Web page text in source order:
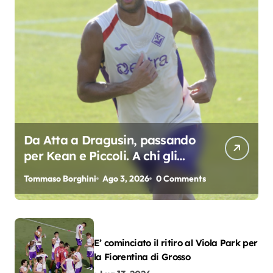
Da Atta a Dragusin, passando
per Kean e Piccoli. A chi gli
oscar del precampionato?
Tommaso Borghini Ago 3, 2026 0 Comments
E’ cominciato il ritiro al Viola Park per
la Fiorentina di Grosso